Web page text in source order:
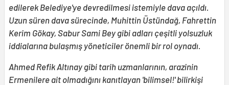
edilerek Belediye'ye devredilmesi istemiyle dava açıldı.
Uzun süren dava sürecinde, Muhittin Üstündağ, Fahrettin
Kerim Gökay, Sabur Sami Bey gibi adları çeşitli yolsuzluk
iddialarına bulaşmış yöneticiler önemli bir rol oynadı.
Ahmed Refik Altınay gibi tarih uzmanlarının, arazinin
Ermenilere ait olmadığını kanıtlayan 'bilimsel!' bilirkişi